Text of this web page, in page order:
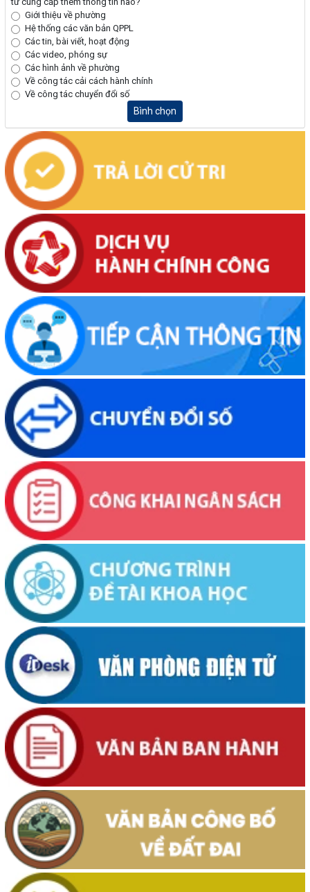
Giới thiệu về phường
Hệ thống các văn bản QPPL
Các tin, bài viết, hoạt động
Các video, phóng sự
Các hình ảnh về phường
Về công tác cải cách hành chính
Về công tác chuyển đổi số
Bình chọn